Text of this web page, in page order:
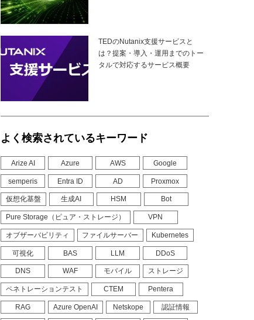
TEDのNutanix支援サービスと
は？提案・導入・運用までのトー
タルで対応するサービス概要
よく検索されているキーワード
Arize AI Azure AWS Google
semperis Entra ID AD Proxmox
仮想化基盤 生成AI HSM Bot
Pure Storage（ピュア・ストレージ） VPN
オブザーバビリティ ファイルサーバー Kubernetes
可視化 BAS LLM DDoS
DNS WAF モバイル ストレージ
ペネトレーションテスト CTEM Pentera
RAG Azure OpenAI Netskope 認証情報